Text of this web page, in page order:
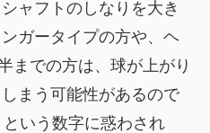
ャフトのしなりを大き
ガータイプの方や、ヘ
までの方は、球が上がり
まう可能性があるので
いう数字に惑わされ